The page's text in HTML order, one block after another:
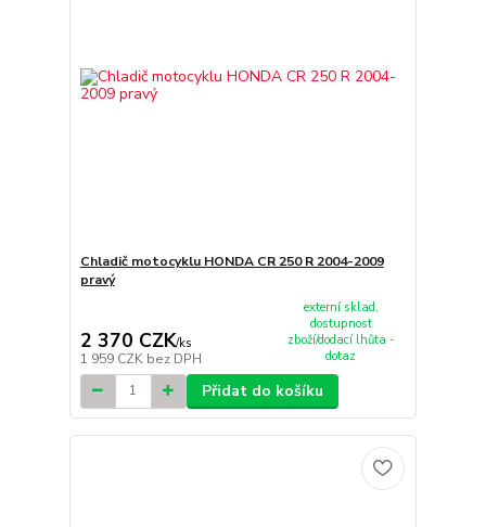
Chladič motocyklu HONDA CR 250 R 2004-2009
pravý
2 370 CZK/ks
1 959 CZK bez DPH
externí sklad,
dostupnost
zboží/dodací lhůta -
dotaz
Přidat do košíku